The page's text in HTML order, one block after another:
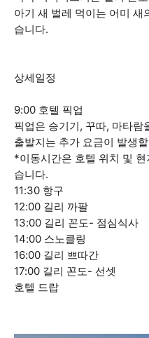
아기 새 벌레 먹이는 어미 새
습니다.
상세일정
9:00 호텔 픽업
픽업은 승기기, 꾸따, 마타람
출발지는 추가 요금이 발생
*이동시간은 호텔 위치 및
습니다.
11:30 항구
12:00 길리 까팔
13:00 길리 꼰도- 점심식사
14:00 스노클링
16:00 길리 쁘따간
17:00 길리 꼰도- 선셋
호텔 드랍